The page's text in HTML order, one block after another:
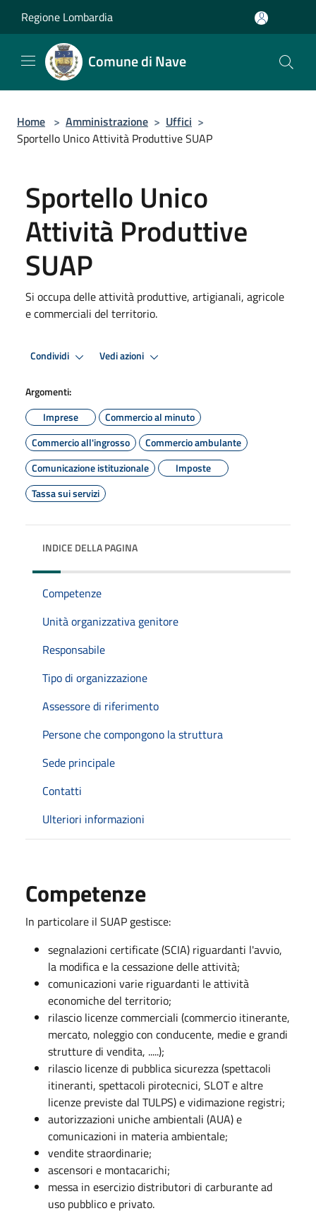
Regione Lombardia
Comune di Nave
Home > Amministrazione > Uffici >
Sportello Unico Attività Produttive SUAP
Sportello Unico
Attività Produttive
SUAP
Si occupa delle attività produttive, artigianali, agricole
e commerciali del territorio.
Condividi Vedi azioni
Argomenti:
Imprese
Commercio al minuto
Commercio all'ingrosso
Commercio ambulante
Comunicazione istituzionale
Imposte
Tassa sui servizi
INDICE DELLA PAGINA
Competenze
Unità organizzativa genitore
Responsabile
Tipo di organizzazione
Assessore di riferimento
Persone che compongono la struttura
Sede principale
Contatti
Ulteriori informazioni
Competenze
In particolare il SUAP gestisce:
segnalazioni certificate (SCIA) riguardanti l'avvio,
la modifica e la cessazione delle attività;
comunicazioni varie riguardanti le attività
economiche del territorio;
rilascio licenze commerciali (commercio itinerante,
mercato, noleggio con conducente, medie e grandi
strutture di vendita, .....);
rilascio licenze di pubblica sicurezza (spettacoli
itineranti, spettacoli pirotecnici, SLOT e altre
licenze previste dal TULPS) e vidimazione registri;
autorizzazioni uniche ambientali (AUA) e
comunicazioni in materia ambientale;
vendite straordinarie;
ascensori e montacarichi;
messa in esercizio distributori di carburante ad
uso pubblico e privato.